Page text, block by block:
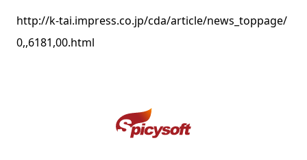
http://k-tai.impress.co.jp/cda/article/news_toppage/
0,,6181,00.html